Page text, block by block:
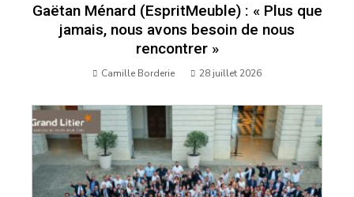
Gaëtan Ménard (EspritMeuble) : « Plus que
jamais, nous avons besoin de nous
rencontrer »
Camille Borderie 28 juillet 2026